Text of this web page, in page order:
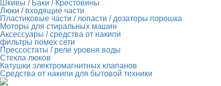
Шкивы / Баки / Крестовины
Люки / входящие части
Пластиковые части / лопасти / дозаторы порошка
Моторы для стиральных машин
Аксессуары / средства от накипи
фильтры помех сети
Прессостаты / реле уровня воды
Стекла люков
Катушки электромагнитных клапанов
Средства от накипи для бытовой техники